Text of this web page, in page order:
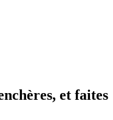
et faites